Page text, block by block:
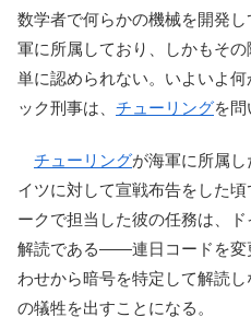
数学者で何らかの機械を開発
軍に所属しており、しかもそ
単に認められない。いよいよ
ック刑事は、 チューリングを問
チューリングが海軍に所属
イツに対して宣戦布告をした
ークで担当した彼の任務は、
解読である――連日コードを変
わせから暗号を特定して解読
の犠牲を出すことになる。